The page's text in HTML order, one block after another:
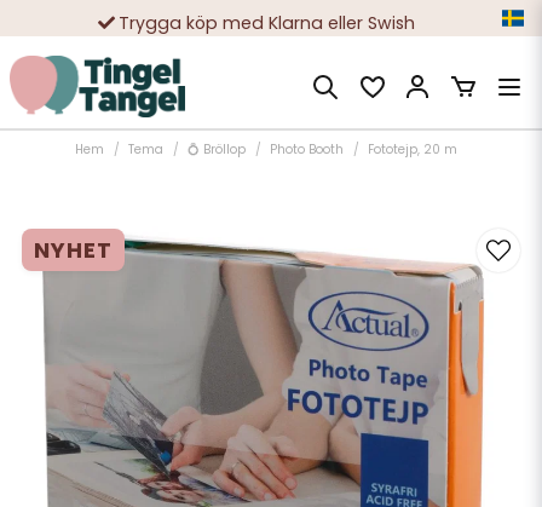
Trygga köp med Klarna eller Swish
10 000-tals nöjda kunder
Hem Tema 💍 Bröllop Photo Booth Fototejp, 20 m
NYHET